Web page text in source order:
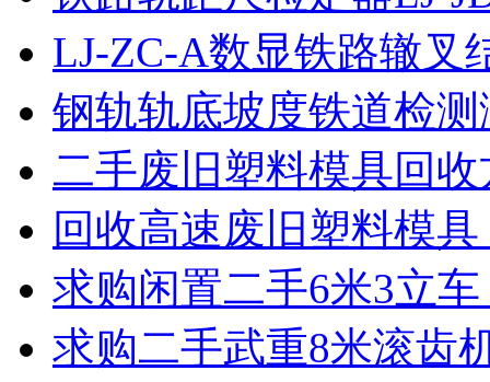
LJ-ZC-A数显铁路辙叉
钢轨轨底坡度铁道检
二手废旧塑料模具回
回收高速废旧塑料模
求购闲置二手6米3立
求购二手武重8米滚齿